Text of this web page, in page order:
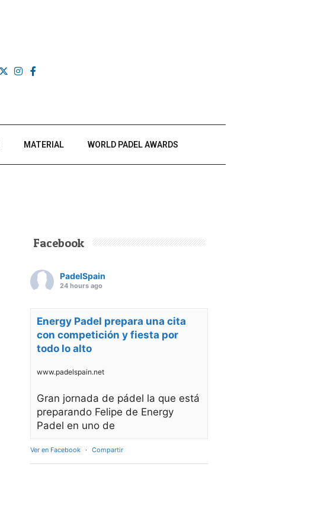
MATERIAL WORLD PADEL AWARDS
Facebook
PadelSpain
24 hours ago
Energy Padel prepara una cita
con competición y fiesta por
todo lo alto
www.padelspain.net
Gran jornada de pádel la que está
preparando Felipe de Energy
Padel en uno de
Ver en Facebook · Compartir